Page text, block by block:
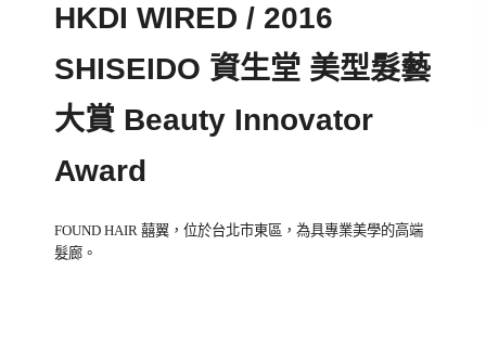
Blog.
HKDI WIRED / 2016
SHISEIDO 資生堂 美型髮藝
大賞 Beauty Innovator
Award
FOUND HAIR 囍翼，位於台北市東區，為具專業美學的高端
髮廊。